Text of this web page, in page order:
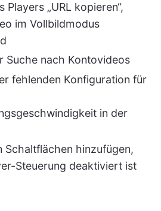
Players „URL kopieren“,
im Vollbildmodus
Suche nach Kontovideos
fehlenden Konfiguration für
in der
Schaltflächen hinzufügen,
Steuerung deaktiviert ist